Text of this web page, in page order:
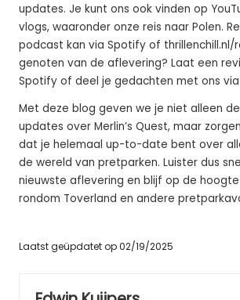
updates. Je kunt ons ook vinden op
vlogs, waaronder onze reis naar Polen.
podcast kan via Spotify of thrillenchill.nl/
genoten van de aflevering? Laat een
Spotify of deel je gedachten met ons via
Met deze blog geven we je niet alleen
updates over Merlin’s Quest, maar
dat je helemaal up-to-date bent over
de wereld van pretparken. Luister dus
nieuwste aflevering en blijf op de
rondom Toverland en andere
Laatst geüpdatet op 02/19/2025